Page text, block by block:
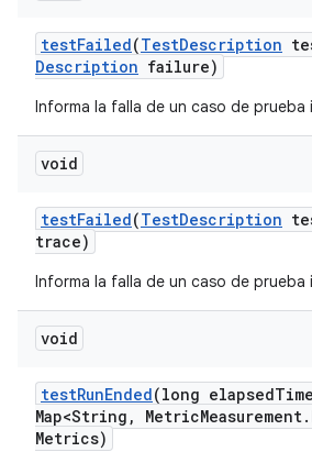
testFailed(TestDescription
Description failure)
Informa la falla de un caso de prueba
void
testFailed(TestDescription
trace)
Informa la falla de un caso de prueba
void
testRunEnded(long elapsedTime
Map<String , MetricMeasurement.
Metrics)